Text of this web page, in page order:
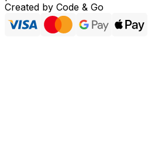
Created by Code & Go